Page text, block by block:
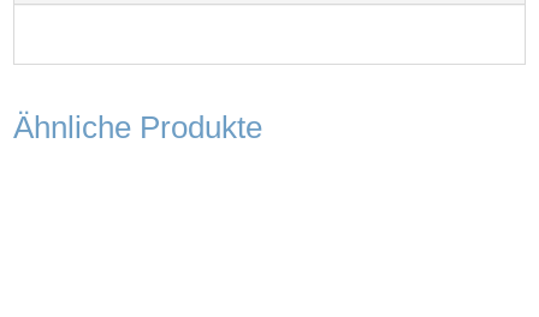
Ähnliche Produkte